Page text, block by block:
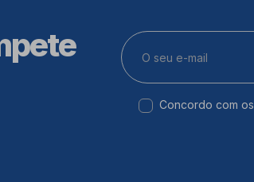
Concordo com os